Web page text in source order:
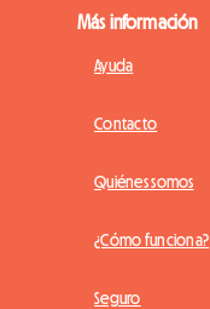
Más información
Ayuda
Contacto
Quiénes somos
¿Cómo funciona?
Seguro